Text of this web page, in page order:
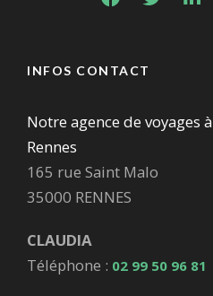
INFOS CONTACT
Notre agence de voyages à
Rennes
165 rue Saint Malo
35000 RENNES
CLAUDIA
Téléphone : 02 99 50 96 81